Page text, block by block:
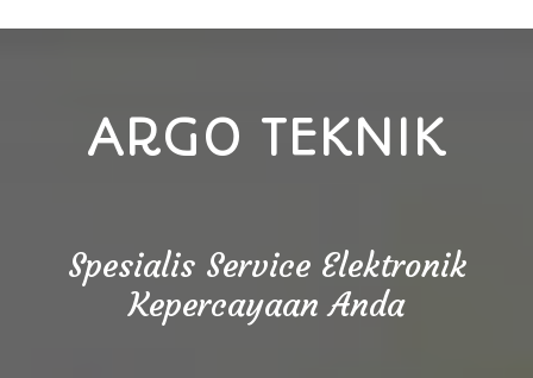
ARGO TEKNIK
Spesialis Service Elektronik
Kepercayaan Anda